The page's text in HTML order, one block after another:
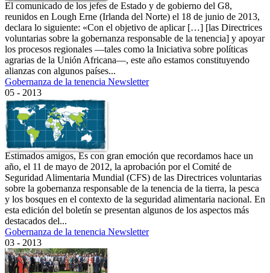
El comunicado de los jefes de Estado y de gobierno del G8,
reunidos en Lough Erne (Irlanda del Norte) el 18 de junio de 2013,
declara lo siguiente: «Con el objetivo de aplicar […] [las Directrices
voluntarias sobre la gobernanza responsable de la tenencia] y apoyar
los procesos regionales —tales como la Iniciativa sobre políticas
agrarias de la Unión Africana—, este año estamos constituyendo
alianzas con algunos países...
Gobernanza de la tenencia Newsletter
05 - 2013
Estimados amigos, Es con gran emoción que recordamos hace un
año, el 11 de mayo de 2012, la aprobación por el Comité de
Seguridad Alimentaria Mundial (CFS) de las Directrices voluntarias
sobre la gobernanza responsable de la tenencia de la tierra, la pesca
y los bosques en el contexto de la seguridad alimentaria nacional. En
esta edición del boletín se presentan algunos de los aspectos más
destacados del...
Gobernanza de la tenencia Newsletter
03 - 2013